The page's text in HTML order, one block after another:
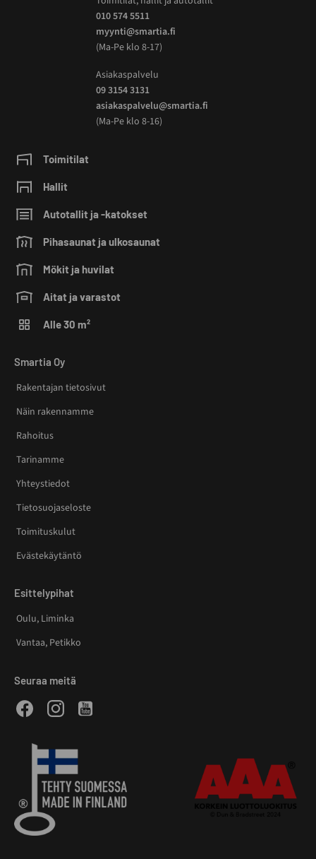
010 574 5511
myynti@smartia.fi
(Ma-Pe klo 8-17)
Asiakaspalvelu
09 3154 3131
asiakaspalvelu@smartia.fi
(Ma-Pe klo 8-16)
Toimitilat
Hallit
Autotallit ja -katokset
Pihasaunat ja ulkosaunat
Mökit ja huvilat
Aitat ja varastot
Alle 30 m²
Smartia Oy
Rakentajan tietosivut
Näin rakennamme
Rahoitus
Tarinamme
Yhteystiedot
Tietosuojaseloste
Toimituskulut
Evästekäytäntö
Esittelypihat
Oulu, Liminka
Vantaa, Petikko
Seuraa meitä
FacebookInstagramYoutube